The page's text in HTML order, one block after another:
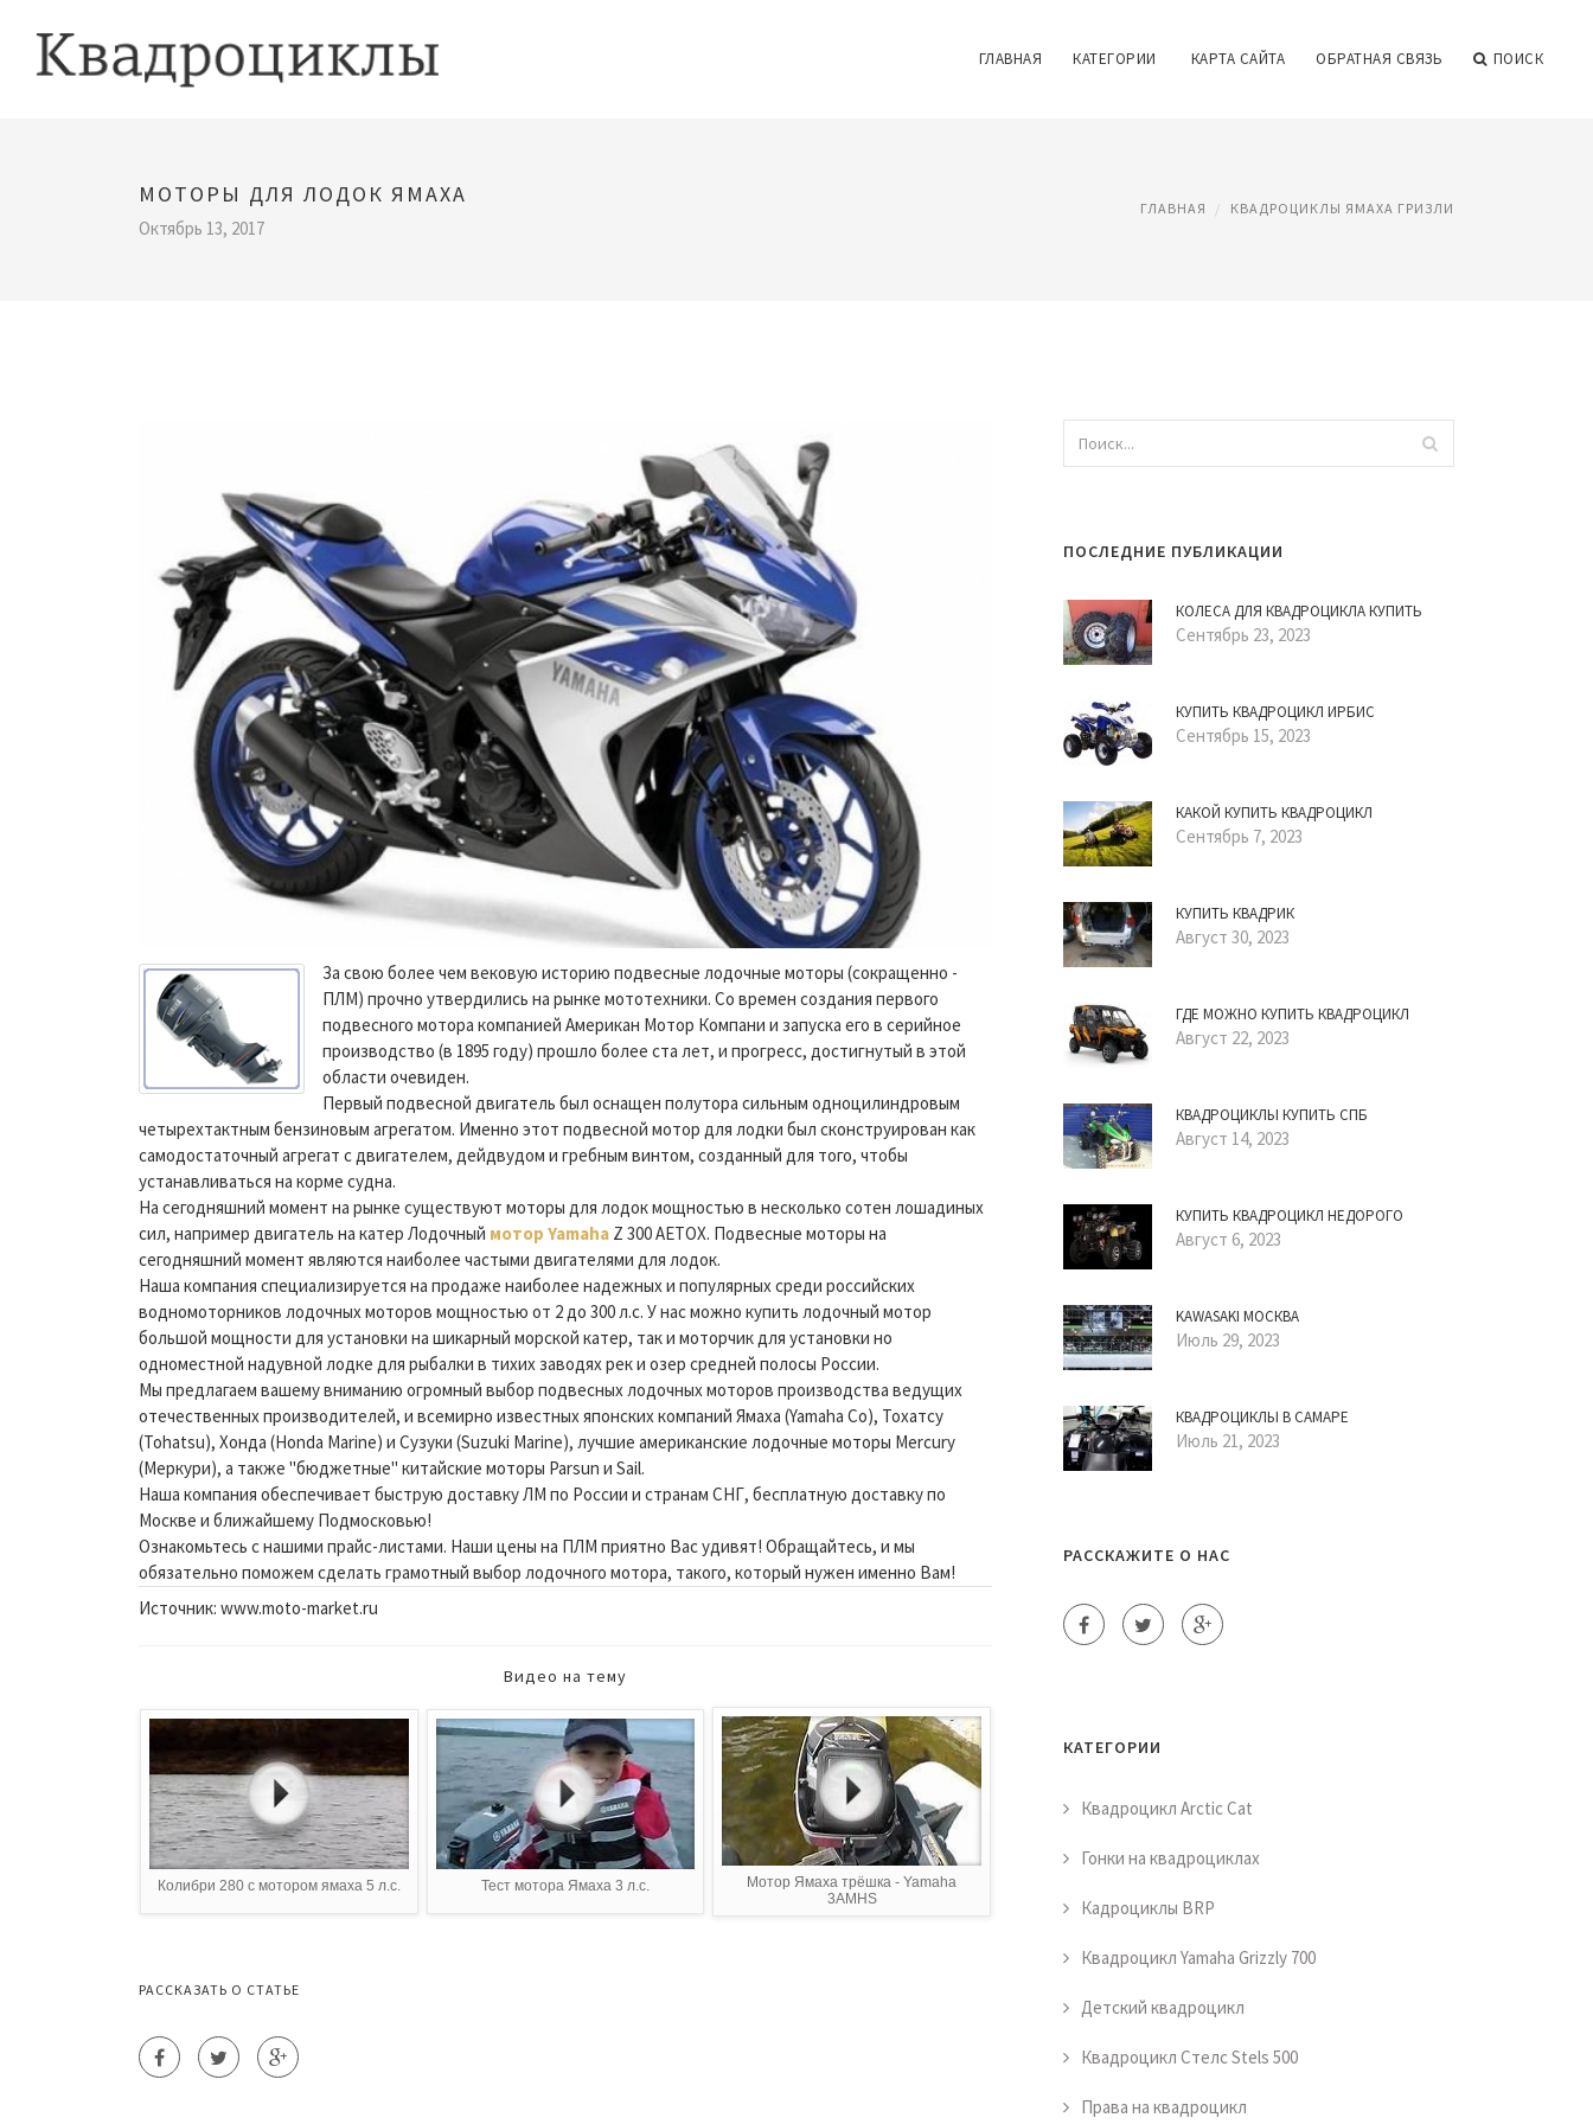
ГЛАВНАЯ КАТЕГОРИИ КАРТА САЙТА ОБРАТНАЯ СВЯЗЬ ПОИСК
МОТОРЫ ДЛЯ ЛОДОК ЯМАХА
Октябрь 13, 2017
ГЛАВНАЯ КВАДРОЦИКЛЫ ЯМАХА ГРИЗЛИ
За свою более чем вековую историю подвесные лодочные моторы (сокращенно -
ПЛМ) прочно утвердились на рынке мототехники. Со времен создания первого
подвесного мотора компанией Американ Мотор Компани и запуска его в серийное
производство (в 1895 году) прошло более ста лет, и прогресс, достигнутый в этой
области очевиден.
Первый подвесной двигатель был оснащен полутора сильным одноцилиндровым
четырехтактным бензиновым агрегатом. Именно этот подвесной мотор для лодки был сконструирован как
самодостаточный агрегат с двигателем, дейдвудом и гребным винтом, созданный для того, чтобы
устанавливаться на корме судна.
На сегодняшний момент на рынке существуют моторы для лодок мощностью в несколько сотен лошадиных
сил, например двигатель на катер Лодочный мотор Yamaha Z 300 AETOX. Подвесные моторы на
сегодняшний момент являются наиболее частыми двигателями для лодок.
Наша компания специализируется на продаже наиболее надежных и популярных среди российских
водномоторников лодочных моторов мощностью от 2 до 300 л.с. У нас можно купить лодочный мотор
большой мощности для установки на шикарный морской катер, так и моторчик для установки но
одноместной надувной лодке для рыбалки в тихих заводях рек и озер средней полосы России.
Мы предлагаем вашему вниманию огромный выбор подвесных лодочных моторов производства ведущих
отечественных производителей, и всемирно известных японских компаний Ямаха (Yamaha Co), Тохатсу
(Tohatsu), Хонда (Honda Marine) и Сузуки (Suzuki Marine), лучшие американские лодочные моторы Mercury
(Меркури), а также "бюджетные" китайские моторы Parsun и Sail.
Наша компания обеспечивает быструю доставку ЛМ по России и странам СНГ, бесплатную доставку по
Москве и ближайшему Подмосковью!
Ознакомьтесь с нашими прайс-листами. Наши цены на ПЛМ приятно Вас удивят! Обращайтесь, и мы
обязательно поможем сделать грамотный выбор лодочного мотора, такого, который нужен именно Вам!
Источник: www.moto-market.ru
Видео на тему
Колибри 280 с мотором ямаха 5 л.с. Тест мотора Ямаха 3 л.с.
Мотор Ямаха трёшка - Yamaha
3AMHS
РАССКАЗАТЬ О СТАТЬЕ
ПОСЛЕДНИЕ ПУБЛИКАЦИИ
КОЛЕСА ДЛЯ КВАДРОЦИКЛА КУПИТЬ
Сентябрь 23, 2023
КУПИТЬ КВАДРОЦИКЛ ИРБИС
Сентябрь 15, 2023
КАКОЙ КУПИТЬ КВАДРОЦИКЛ
Сентябрь 7, 2023
КУПИТЬ КВАДРИК
Август 30, 2023
ГДЕ МОЖНО КУПИТЬ КВАДРОЦИКЛ
Август 22, 2023
КВАДРОЦИКЛЫ КУПИТЬ СПБ
Август 14, 2023
КУПИТЬ КВАДРОЦИКЛ НЕДОРОГО
Август 6, 2023
KAWASAKI МОСКВА
Июль 29, 2023
КВАДРОЦИКЛЫ В САМАРЕ
Июль 21, 2023
РАССКАЖИТЕ О НАС
КАТЕГОРИИ
Квадроцикл Arctic Cat
Гонки на квадроциклах
Кадроциклы BRP
Квадроцикл Yamaha Grizzly 700
Детский квадроцикл
Квадроцикл Стелс Stels 500
Права на квадроцикл